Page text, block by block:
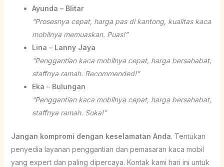
Ayunda – Blitar
“Prosesnya cepat, harga pas di kantong, kualitas kaca
mobilnya memuaskan. Puas!”
Lina – Lanny Jaya
“Penggantian kaca mobilnya cepat, harga bersahabat,
staffnya ramah. Recommended!”
Eka – Bulungan
“Penggantian kaca mobilnya cepat, harga bersahabat,
staffnya ramah. Suka!”
Jangan kompromi dengan keselamatan Anda. Tentukan
penyedia layanan penggantian dan pemasaran kaca mobil
yang expert dan paling dipercaya. Kontak kami hari ini untuk